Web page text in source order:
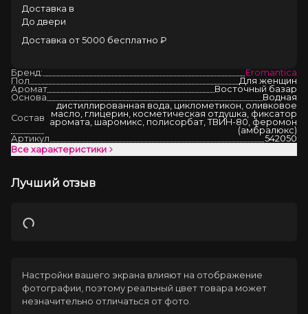
Доставка в
До двери
Доставка от 5000 бесплатно ₽
Бренд:
Eromantica
Пол
Для женщин
Аромат
Восточный базар
Основа
Водная
Состав
дистиллированная вода, циклометикон, оливковое
масло, глицерин, косметическая отдушка, фиксатор
аромата, шаромикс, полисорбат, ТВИН-80, феромон
(амбралюкс)
Артикул
542050
Все характеристики
Лучший отзыв
Загрузка
Настройки вашего экрана влияют на отображение
фотографии, поэтому реальный цвет товара может
незначительно отличаться от фото.